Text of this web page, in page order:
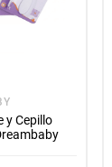
y Cepillo